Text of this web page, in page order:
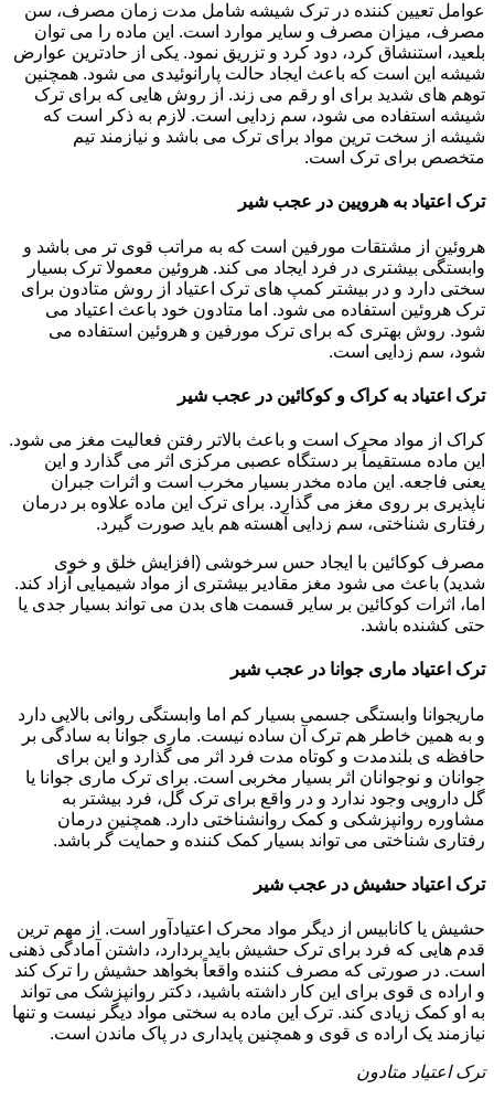
عوامل تعیین کننده در ترک شیشه شامل مدت زمان مصرف، سن
مصرف، میزان مصرف و سایر موارد است. این ماده را می توان
بلعید، استنشاق کرد، دود کرد و تزریق نمود. یکی از حادترین عوارض
شیشه این است که باعث ایجاد حالت پارانوئیدی می شود. همچنین
توهم های شدید برای او رقم می زند. از روش هایی که برای ترک
شیشه استفاده می شود، سم زدایی است. لازم به ذکر است که
شیشه از سخت ترین مواد برای ترک می باشد و نیازمند تیم
متخصص برای ترک است.
ترک اعتیاد به هرویین در عجب شیر
هروئین از مشتقات مورفین است که به مراتب قوی تر می باشد و
وابستگی بیشتری در فرد ایجاد می کند. هروئین معمولا ترک بسیار
سختی دارد و در بیشتر کمپ های ترک اعتیاد از روش متادون برای
ترک هروئین استفاده می شود. اما متادون خود باعث اعتیاد می
شود. روش بهتری که برای ترک مورفین و هروئین استفاده می
شود، سم زدایی است.
ترک اعتیاد به کراک و کوکائین در عجب شیر
کراک از مواد محرک است و باعث بالاتر رفتن فعالیت مغز می شود.
این ماده مستقیماً بر دستگاه عصبی مرکزی اثر می گذارد و این
یعنی فاجعه. این ماده مخدر بسیار مخرب است و اثرات جبران
ناپذیری بر روی مغز می گذارد. برای ترک این ماده علاوه بر درمان
رفتاری شناختی، سم زدایی آهسته هم باید صورت گیرد.
مصرف کوکائین با ایجاد حس سرخوشی (افزایش خلق و خوی
شدید) باعث می شود مغز مقادیر بیشتری از مواد شیمیایی آزاد کند.
اما، اثرات کوکائین بر سایر قسمت های بدن می تواند بسیار جدی یا
حتی کشنده باشد.
ترک اعتیاد ماری جوانا در عجب شیر
ماریجوانا وابستگی جسمی بسیار کم اما وابستگی روانی بالایی دارد
و به همین خاطر هم ترک آن ساده نیست. ماری جوانا به سادگی بر
حافظه ی بلندمدت و کوتاه مدت فرد اثر می گذارد و این برای
جوانان و نوجوانان اثر بسیار مخربی است. برای ترک ماری جوانا یا
گل دارویی وجود ندارد و در واقع برای ترک گل، فرد بیشتر به
مشاوره روانپزشکی و کمک روانشناختی دارد. همچنین درمان
رفتاری شناختی می تواند بسیار کمک کننده و حمایت گر باشد.
ترک اعتیاد حشیش در عجب شیر
حشیش یا کانابیس از دیگر مواد محرک اعتیادآور است. از مهم ترین
قدم هایی که فرد برای ترک حشیش باید بردارد، داشتن آمادگی ذهنی
است. در صورتی که مصرف کننده واقعاً بخواهد حشیش را ترک کند
و اراده ی قوی برای این کار داشته باشید، دکتر روانپزشک می تواند
به او کمک زیادی کند. ترک این ماده به سختی مواد دیگر نیست و تنها
نیازمند یک اراده ی قوی و همچنین پایداری در پاک ماندن است.
ترک اعتیاد متادون